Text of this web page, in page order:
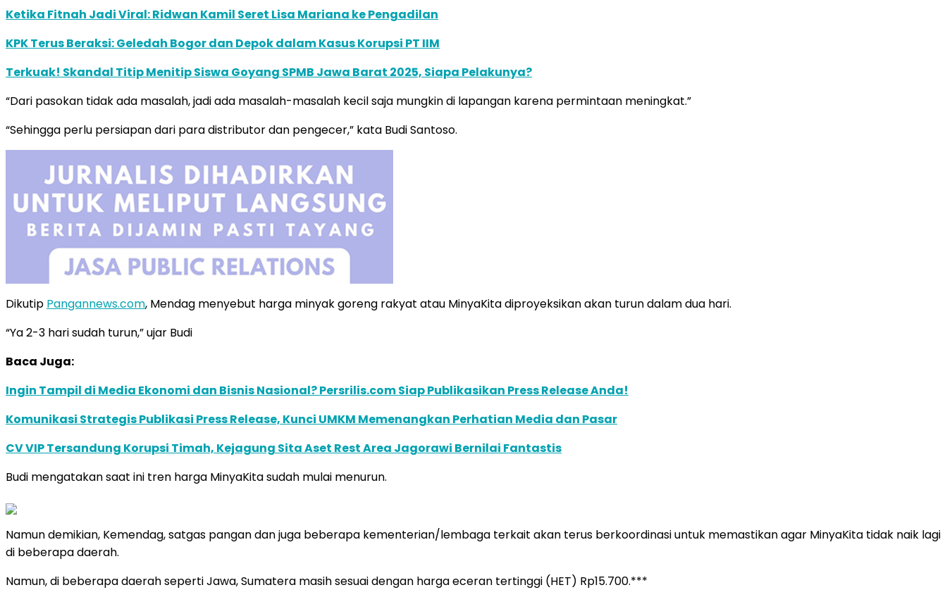
Ketika Fitnah Jadi Viral: Ridwan Kamil Seret Lisa Mariana ke Pengadilan
KPK Terus Beraksi: Geledah Bogor dan Depok dalam Kasus Korupsi PT IIM
Terkuak! Skandal Titip Menitip Siswa Goyang SPMB Jawa Barat 2025, Siapa Pelakunya?
“Dari pasokan tidak ada masalah, jadi ada masalah-masalah kecil saja mungkin di lapangan karena permintaan meningkat.”
“Sehingga perlu persiapan dari para distributor dan pengecer,” kata Budi Santoso.
Dikutip Pangannews.com, Mendag menyebut harga minyak goreng rakyat atau MinyaKita diproyeksikan akan turun dalam dua hari.
“Ya 2-3 hari sudah turun,” ujar Budi
Baca Juga:
Ingin Tampil di Media Ekonomi dan Bisnis Nasional? Persrilis.com Siap Publikasikan Press Release Anda!
Komunikasi Strategis Publikasi Press Release, Kunci UMKM Memenangkan Perhatian Media dan Pasar
CV VIP Tersandung Korupsi Timah, Kejagung Sita Aset Rest Area Jagorawi Bernilai Fantastis
Budi mengatakan saat ini tren harga MinyaKita sudah mulai menurun.
Namun demikian, Kemendag, satgas pangan dan juga beberapa kementerian/lembaga terkait akan terus berkoordinasi untuk memastikan agar MinyaKita tidak naik lagi
di beberapa daerah.
Namun, di beberapa daerah seperti Jawa, Sumatera masih sesuai dengan harga eceran tertinggi (HET) Rp15.700.***